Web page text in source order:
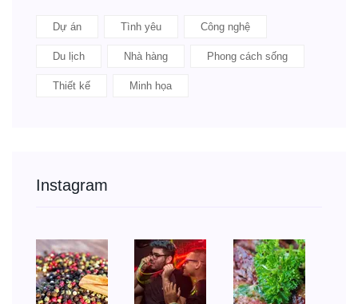
Dự án Tình yêu Công nghệ
Du lịch Nhà hàng Phong cách sống
Thiết kế Minh họa
Instagram